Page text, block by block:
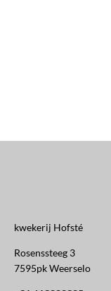
kwekerij Hofsté
Rosenssteeg 3
7595pk Weerselo